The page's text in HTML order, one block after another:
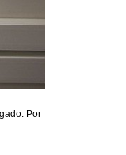
Por